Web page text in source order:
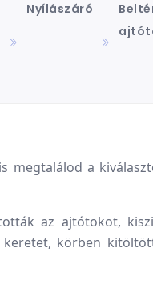
Nyílászáró
megtalálod a
az ajtótokot,
körben